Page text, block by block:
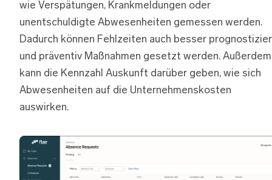
wie Verspätungen, Krankmeldungen oder
unentschuldigte Abwesenheiten gemessen werden.
Dadurch können Fehlzeiten auch besser
und präventiv Maßnahmen gesetzt werden. Außerdem
kann die Kennzahl Auskunft darüber geben, wie sich
Abwesenheiten auf die Unternehmenskosten
auswirken.